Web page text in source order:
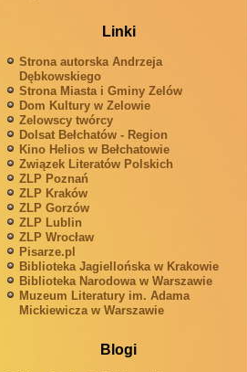
Linki
Strona autorska Andrzeja
Dębkowskiego
Strona Miasta i Gminy Zelów
Dom Kultury w Zelowie
Zelowscy twórcy
Dolsat Bełchatów - Region
Kino Helios w Bełchatowie
Związek Literatów Polskich
ZLP Poznań
ZLP Kraków
ZLP Gorzów
ZLP Lublin
ZLP Wrocław
Pisarze.pl
Biblioteka Jagiellońska w Krakowie
Biblioteka Narodowa w Warszawie
Muzeum Literatury im. Adama
Mickiewicza w Warszawie
Blogi